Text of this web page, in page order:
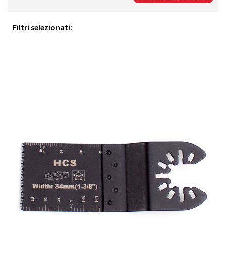
Filtri selezionati: